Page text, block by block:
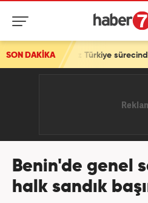
SON DAKİKA
Türkiye sürecinde kritik gün!
Benin'de genel
halk sandık